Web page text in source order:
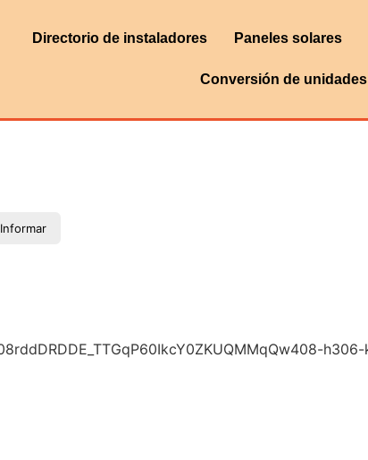
Directorio de instaladores Paneles solares
Conversión de unidades
Informar